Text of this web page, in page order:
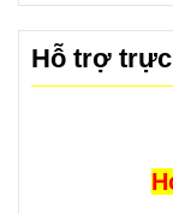
Hỗ trợ